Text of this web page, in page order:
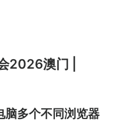
2026澳门 |
脑多个不同浏览器